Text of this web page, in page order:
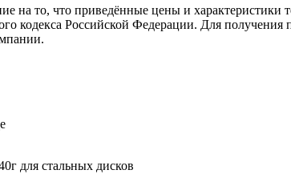
на то, что приведённые цены и характеристики
кодекса Российской Федерации. Для
для стальных дисков